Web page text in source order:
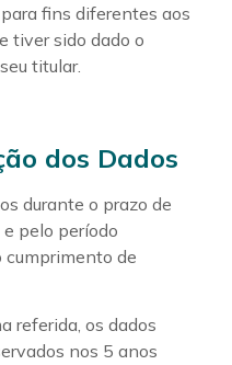
fins diferentes aos
tiver sido dado o
titular.
dos Dados
durante o prazo de
pelo período
de
referida, os dados
nos 5 anos